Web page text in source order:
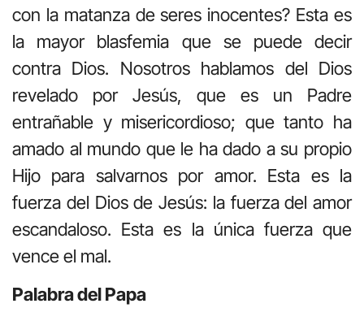
con la matanza de seres inocentes? Esta es
la mayor blasfemia que se puede decir
contra Dios. Nosotros hablamos del Dios
revelado por Jesús, que es un Padre
entrañable y misericordioso; que tanto ha
amado al mundo que le ha dado a su propio
Hijo para salvarnos por amor. Esta es la
fuerza del Dios de Jesús: la fuerza del amor
escandaloso. Esta es la única fuerza que
vence el mal.
Palabra del Papa